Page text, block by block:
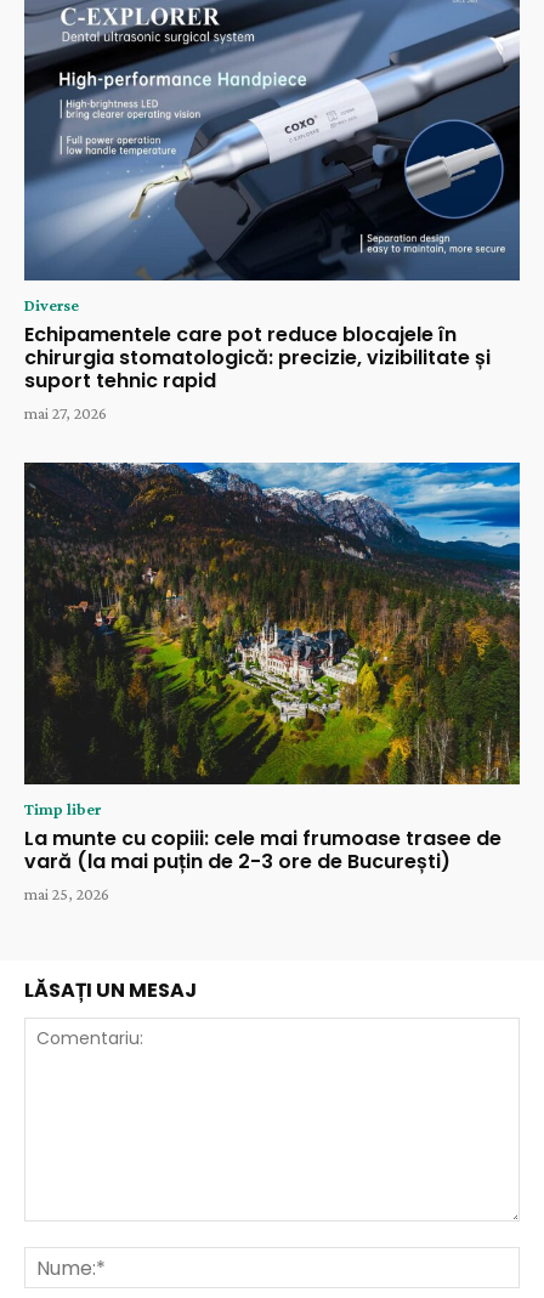
Diverse
Echipamentele care pot reduce blocajele în
chirurgia stomatologică: precizie, vizibilitate și
suport tehnic rapid
mai 27, 2026
Timp liber
La munte cu copiii: cele mai frumoase trasee de
vară (la mai puțin de 2-3 ore de București)
mai 25, 2026
LĂSAȚI UN MESAJ